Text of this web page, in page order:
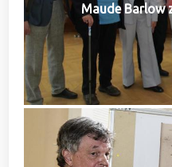
Maude Barlow